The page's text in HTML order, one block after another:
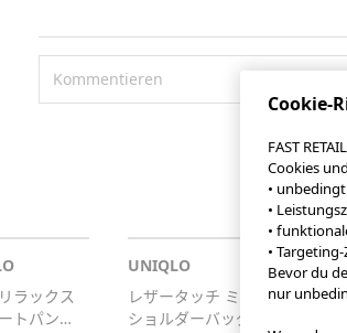
Kommentieren
ラックス
トパンツ
UNIQLO
レザータッチ ミニ
ショルダーバッグ
Cookie-
FAST
Cookies
•
•
•
•
Bevor du
nur